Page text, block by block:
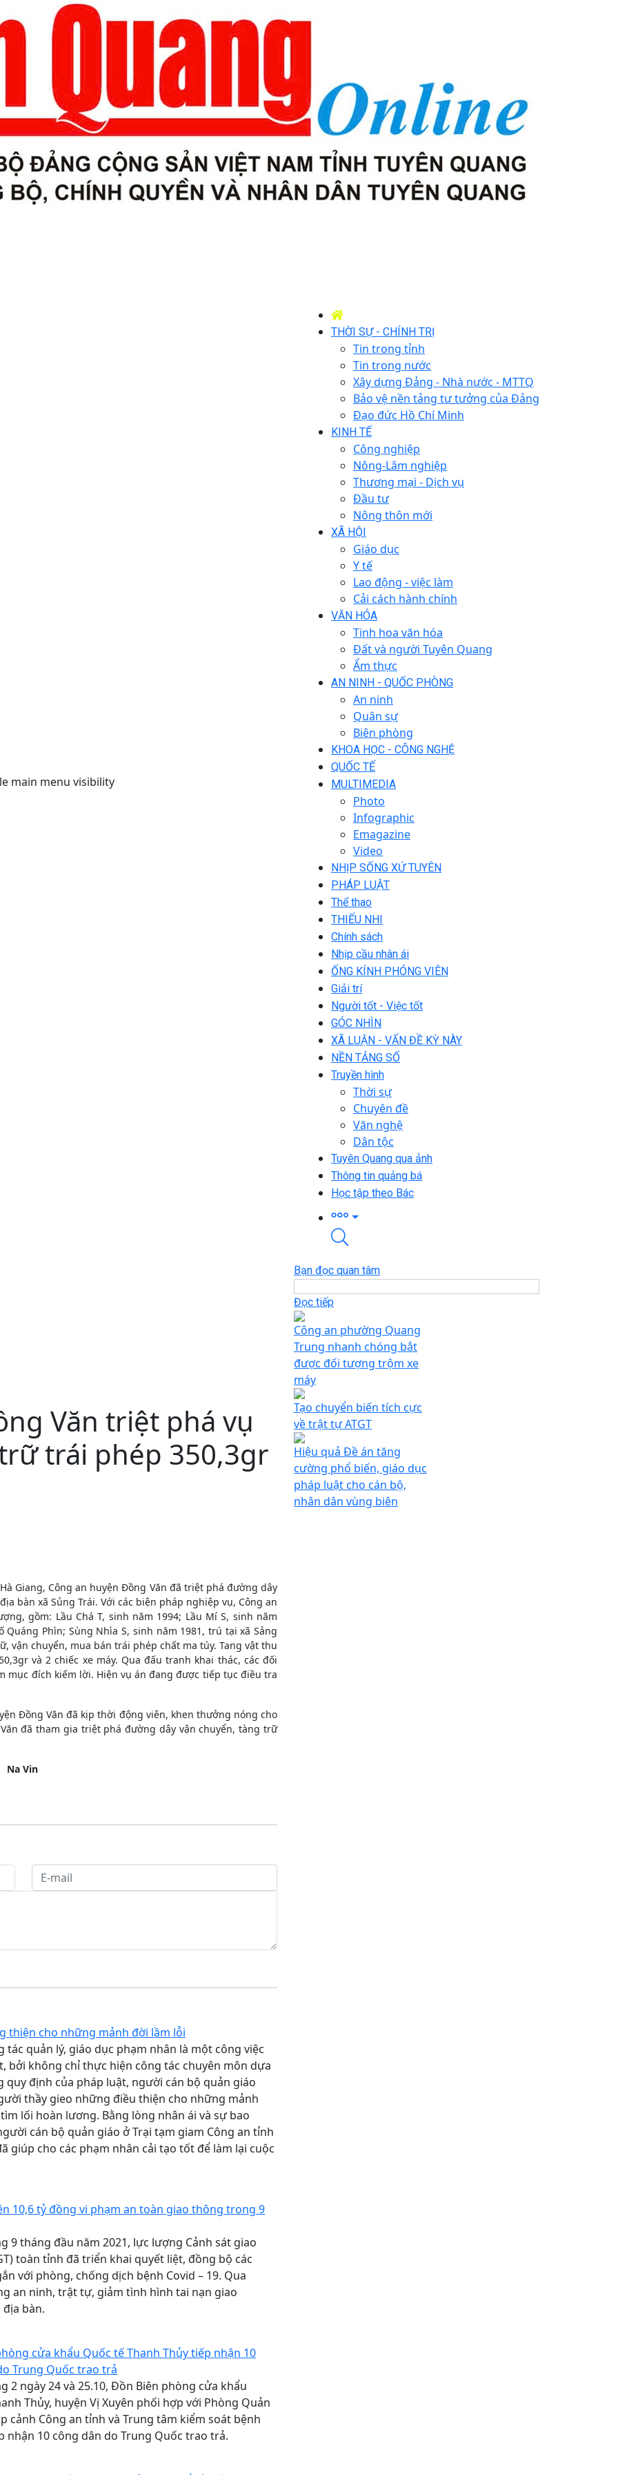
main menu visibility
THỜI SỰ - CHÍNH TRỊ
Tin trong tỉnh
Tin trong nước
Xây dựng Đảng - Nhà nước - MTTQ
Bảo vệ nền tảng tư tưởng của Đảng
Đạo đức Hồ Chí Minh
KINH TẾ
Công nghiệp
Nông-Lâm nghiệp
Thương mại - Dịch vụ
Đầu tư
Nông thôn mới
XÃ HỘI
Giáo dục
Y tế
Lao động - việc làm
Cải cách hành chính
VĂN HÓA
Tinh hoa văn hóa
Đất và người Tuyên Quang
Ẩm thực
AN NINH - QUỐC PHÒNG
An ninh
Quân sự
Biên phòng
KHOA HỌC - CÔNG NGHỆ
QUỐC TẾ
MULTIMEDIA
Photo
Infographic
Emagazine
Video
NHỊP SỐNG XỨ TUYÊN
PHÁP LUẬT
Thể thao
THIẾU NHI
Chính sách
Nhịp cầu nhân ái
ỐNG KÍNH PHÓNG VIÊN
Giải trí
Người tốt - Việc tốt
GÓC NHÌN
XÃ LUẬN - VẤN ĐỀ KỲ NÀY
NỀN TẢNG SỐ
Truyền hình
Thời sự
Chuyên đề
Văn nghệ
Dân tộc
Tuyên Quang qua ảnh
Thông tin quảng bá
Học tập theo Bác
Văn triệt phá vụ
trái phép 350,3gr
Giang, Công an huyện Đồng Văn đã triệt phá đường dây
bàn xã Sủng Trái. Với các biện pháp nghiệp vụ, Công an
gồm: Lầu Chá T, sinh năm 1994; Lầu Mí S, sinh năm
Phìn; Sùng Nhìa S, sinh năm 1981, trú tại xã Sảng
vận chuyển, mua bán trái phép chất ma túy. Tang vật thu
và 2 chiếc xe máy. Qua đấu tranh khai thác, các đối
mục đích kiếm lời. Hiện vụ án đang được tiếp tục điều tra
Đồng Văn đã kịp thời động viên, khen thưởng nóng cho
đã tham gia triệt phá đường dây vận chuyển, tàng trữ
Na Vin
thiện cho những mảnh đời lầm lỗi
tác quản lý, giáo dục phạm nhân là một công việc
bởi không chỉ thực hiện công tác chuyên môn dựa
quy định của pháp luật, người cán bộ quản giáo
thầy gieo những điều thiện cho những mảnh
lối hoàn lương. Bằng lòng nhân ái và sự bao
cán bộ quản giáo ở Trại tạm giam Công an tỉnh
giúp cho các phạm nhân cải tạo tốt để làm lại cuộc
10,6 tỷ đồng vi phạm an toàn giao thông trong 9
9 tháng đầu năm 2021, lực lượng Cảnh sát giao
toàn tỉnh đã triển khai quyết liệt, đồng bộ các
với phòng, chống dịch bệnh Covid – 19. Qua
an ninh, trật tự, giảm tình hình tai nạn giao
bàn.
cửa khẩu Quốc tế Thanh Thủy tiếp nhận 10
Trung Quốc trao trả
2 ngày 24 và 25.10, Đồn Biên phòng cửa khẩu
Thủy, huyện Vị Xuyên phối hợp với Phòng Quản
cảnh Công an tỉnh và Trung tâm kiểm soát bệnh
nhận 10 công dân do Trung Quốc trao trả.
Bạn đọc quan tâm
Đọc tiếp
Công an phường Quang
Trung nhanh chóng bắt
được đối tượng trộm xe
máy
Tạo chuyển biến tích cực
về trật tự ATGT
Hiệu quả Đề án tăng
cường phổ biến, giáo dục
pháp luật cho cán bộ,
nhân dân vùng biên